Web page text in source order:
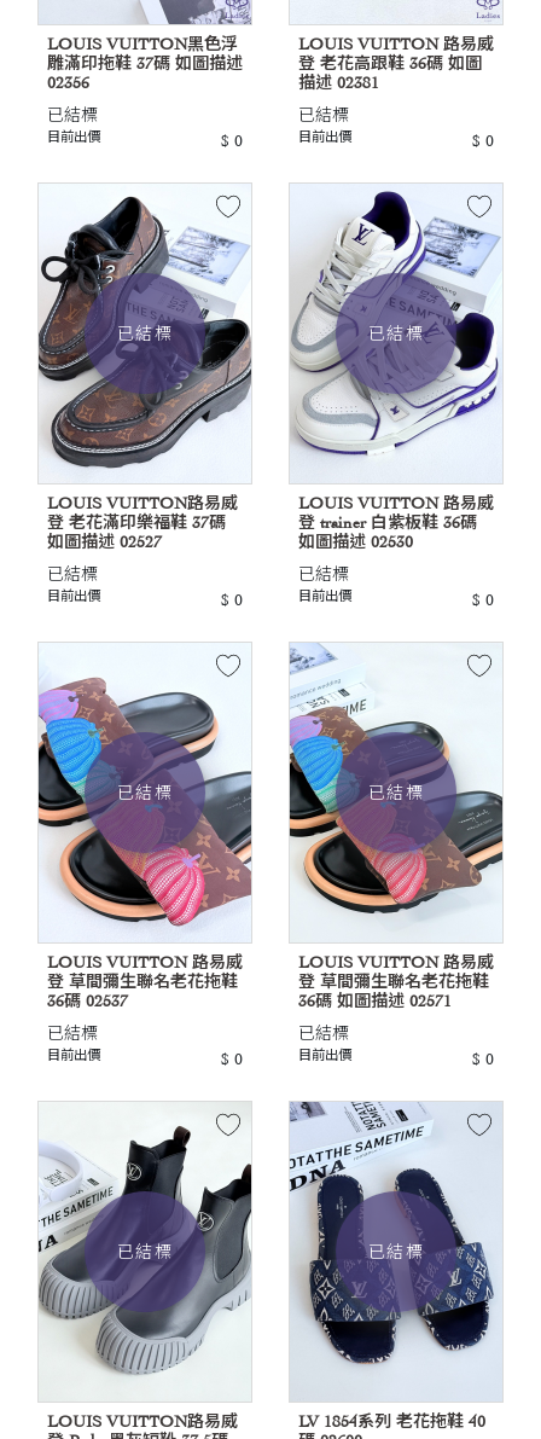
LOUIS VUITTON黑色浮
雕滿印拖鞋 37碼 如圖描述
02356
已結標
目前出價 $ 0
LOUIS VUITTON 路易威
登 老花高跟鞋 36碼 如圖
描述 02381
已結標
目前出價 $ 0
已結標
LOUIS VUITTON路易威
登 老花滿印樂福鞋 37碼
如圖描述 02527
已結標
目前出價 $ 0
已結標
LOUIS VUITTON 路易威
登 trainer 白紫板鞋 36碼
如圖描述 02530
已結標
目前出價 $ 0
已結標
LOUIS VUITTON 路易威
登 草間彌生聯名老花拖鞋
36碼 02537
已結標
目前出價 $ 0
已結標
LOUIS VUITTON 路易威
登 草間彌生聯名老花拖鞋
36碼 如圖描述 02571
已結標
目前出價 $ 0
已結標
LOUIS VUITTON路易威
已結標
LV 1854系列 老花拖鞋 40